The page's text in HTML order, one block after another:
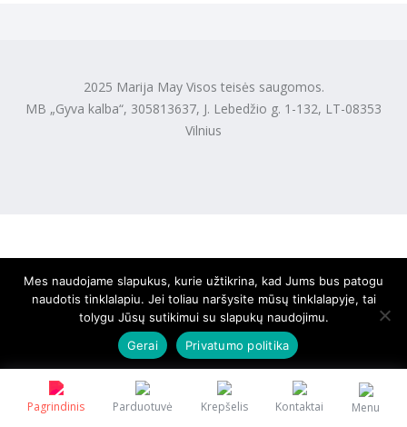
Pagrindinis Parduotuvė Krepšelis Kontaktai Menu
2025 Marija May Visos teisės saugomos.
MB „Gyva kalba“, 305813637, J. Lebedžio g. 1-132, LT-08353
Vilnius
Mes naudojame slapukus, kurie užtikrina, kad Jums bus patogu
naudotis tinklalapiu. Jei toliau naršysite mūsų tinklalapyje, tai
tolygu Jūsų sutikimui su slapukų naudojimu.
Gerai
Privatumo politika